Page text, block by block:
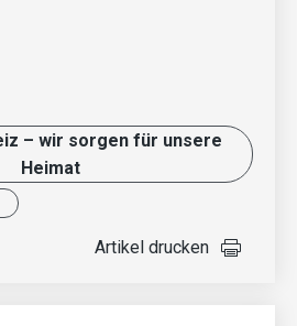
– wir sorgen für unsere
Heimat
Artikel drucken